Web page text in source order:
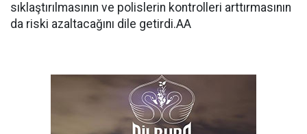
sıklaştırılmasının ve polislerin kontrolleri arttırmasının
da riski azaltacağını dile getirdi.AA